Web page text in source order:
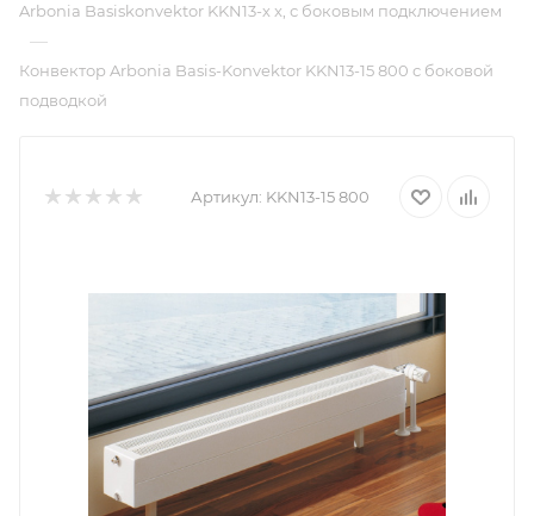
Arbonia Basiskonvektor KKN13-х x, с боковым подключением
—
Конвектор Arbonia Basis-Konvektor KKN13-15 800 с боковой
подводкой
Артикул: KKN13-15 800